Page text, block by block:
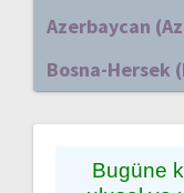
Azerbaycan
Bosna-Hersek
Bugüne